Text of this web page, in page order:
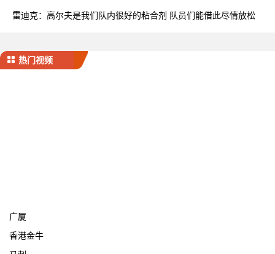
雷迪克：高尔夫是我们队内很好的粘合剂 队员们能借此尽情放松
热门视频
广厦
香港金牛